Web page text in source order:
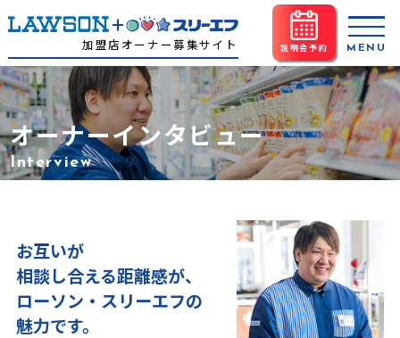
加盟店オーナー募集サイト 説明会予約
オーナーインタビュー
Interview
お互いが
相談し合える距離感が、
ローソン・スリーエフの
魅力です。